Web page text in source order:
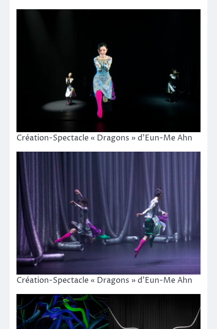
Création-Spectacle « Dragons » d’Eun-Me Ahn
Création-Spectacle « Dragons » d’Eun-Me Ahn